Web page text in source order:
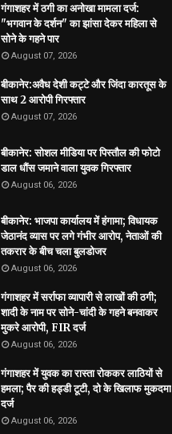
गंगाशहर में ठगी का अनोखा मामला दर्ज:
"भगवान के दर्शन" का झांसा देकर महिला से
सोने के गहने पार
August 07, 2026
बीकानेर:अवैध देशी कट्टे और जिंदा कारतूस के
साथ 2 आरोपी गिरफ्तार
August 07, 2026
बीकानेर: सोशल मीडिया पर पिस्तौल की फोटो
डाल धौंस जमाने वाला युवक गिरफ्तार
August 06, 2026
बीकानेर: भाजपा कार्यालय में हंगामा; विधायक
जेठानंद व्यास पर लगे गंभीर आरोप, नेताओं की
तकरार के बीच चला बुलडोजर
August 06, 2026
गंगाशहर में सर्राफा व्यापारी से लाखों की ठगी;
शादी के नाम पर सोने-चांदी के गहने बनवाकर
मुकरे आरोपी, FIR दर्ज
August 06, 2026
गंगाशहर में युवक का रास्ता रोककर लाठियों से
हमला; पैर की हड्डी टूटी, दो के खिलाफ मुकदमा
दर्ज
August 06, 2026